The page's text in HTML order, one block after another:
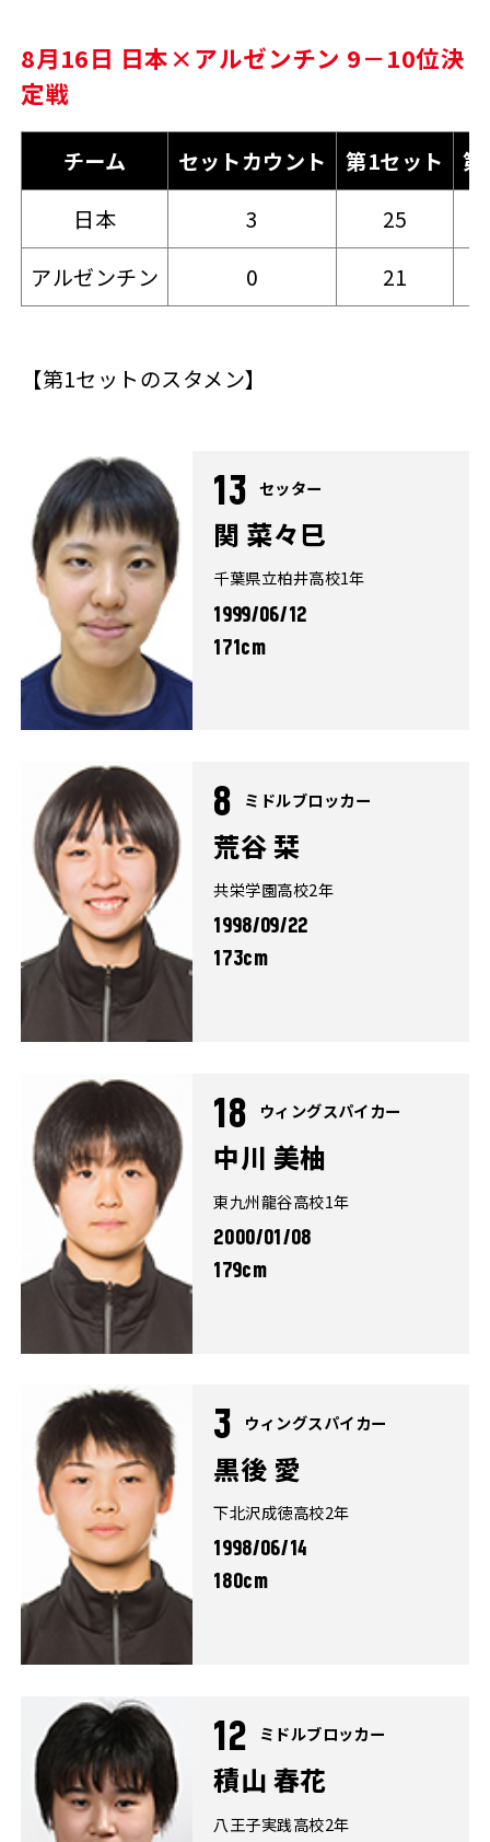
8月16日 日本×アルゼンチン 9－10位決
定戦
チーム セットカウント 第1セット
日本
3
25
アルゼンチン
0 21
【第1セットのスタメン】
13 セッター
関 菜々巳
千葉県立柏井高校1年
1999/06/12
171cm
8 ミドルブロッカー
荒谷 栞
共栄学園高校2年
1998/09/22
173cm
18 ウィングスパイカー
中川 美柚
東九州龍谷高校1年
2000/01/08
179cm
3 ウィングスパイカー
黒後 愛
下北沢成徳高校2年
1998/06/14
180cm
12 ミドルブロッカー
積山 春花
八王子実践高校2年